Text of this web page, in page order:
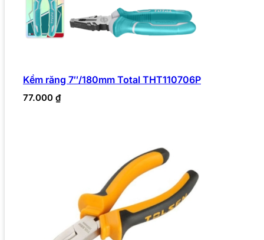
Kềm răng 7″/180mm Total THT110706P
77.000 ₫